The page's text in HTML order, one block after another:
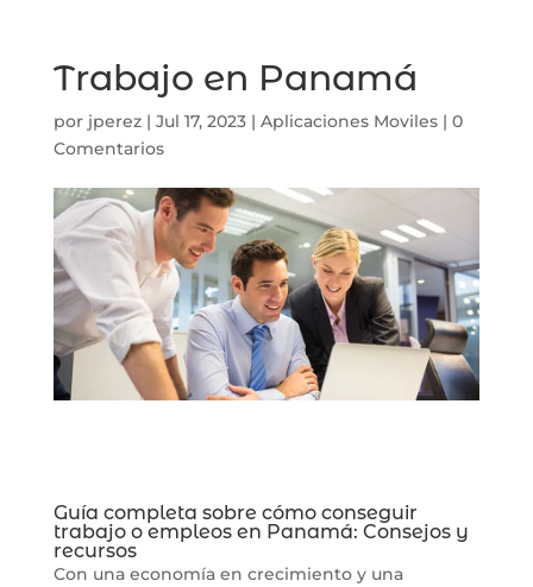
Trabajo en Panamá
por jperez| Jul 17, 2023| Aplicaciones Moviles| 0
Comentarios
Guía completa sobre cómo conseguir
trabajo o empleos en Panamá: Consejos y
recursos
Con una economía en crecimiento y una